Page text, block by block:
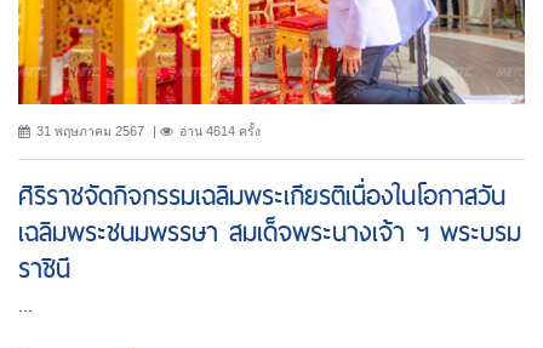
31 พฤษภาคม 2567 อ่าน 4614 ครั้ง
ศิริราชจัดกิจกรรมเฉลิมพระเกียรติเนื่องในโอกาสวัน
เฉลิมพระชนมพรรษา สมเด็จพระนางเจ้า ฯ พระบรม
ราชินี